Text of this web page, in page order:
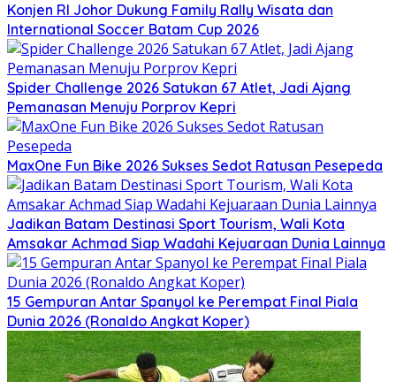
Konjen RI Johor Dukung Family Rally Wisata dan
International Soccer Batam Cup 2026
Spider Challenge 2026 Satukan 67 Atlet, Jadi Ajang
Pemanasan Menuju Porprov Kepri
MaxOne Fun Bike 2026 Sukses Sedot Ratusan Pesepeda
Jadikan Batam Destinasi Sport Tourism, Wali Kota
Amsakar Achmad Siap Wadahi Kejuaraan Dunia Lainnya
15 Gempuran Antar Spanyol ke Perempat Final Piala
Dunia 2026 (Ronaldo Angkat Koper)